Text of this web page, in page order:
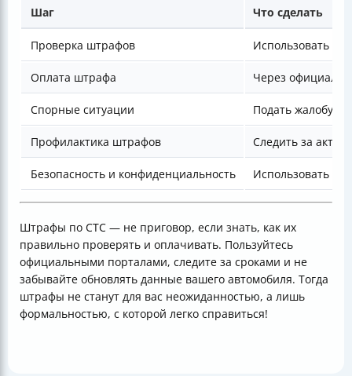
Шаг Что сделать
Проверка штрафов Использовать
Оплата штрафа Через
Спорные ситуации Подать жалобу в
Профилактика штрафов Следить за
Безопасность и конфиденциальность Использовать
Штрафы по СТС — не приговор, если знать, как их
правильно проверять и оплачивать. Пользуйтесь
официальными порталами, следите за сроками и не
забывайте обновлять данные вашего автомобиля. Тогда
штрафы не станут для вас неожиданностью, а лишь
формальностью, с которой легко справиться!